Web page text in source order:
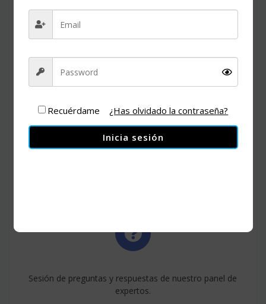
temas actuales y de mayor relevancia con la situación
actual.
Sesión de preguntas y respuestas de nuestro panel de
expertos.
Recuérdame ¿Has olvidado la contraseña?
Inicia sesión